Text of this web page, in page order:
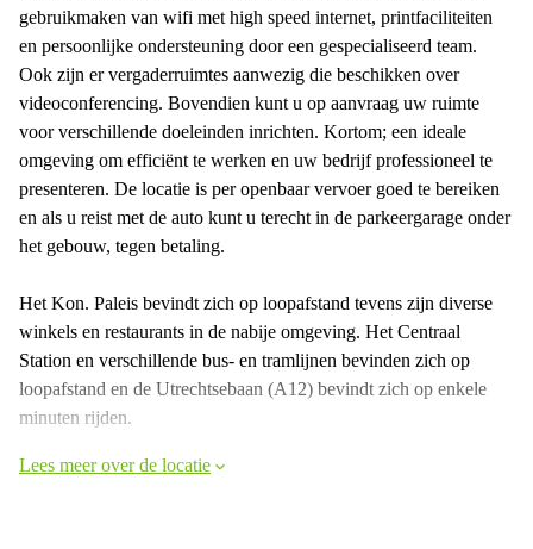
gebruikmaken van wifi met high speed internet, printfaciliteiten
en persoonlijke ondersteuning door een gespecialiseerd team.
Ook zijn er vergaderruimtes aanwezig die beschikken over
videoconferencing. Bovendien kunt u op aanvraag uw ruimte
voor verschillende doeleinden inrichten. Kortom; een ideale
omgeving om efficiënt te werken en uw bedrijf professioneel te
presenteren. De locatie is per openbaar vervoer goed te bereiken
en als u reist met de auto kunt u terecht in de parkeergarage onder
het gebouw, tegen betaling.
Het Kon. Paleis bevindt zich op loopafstand tevens zijn diverse
winkels en restaurants in de nabije omgeving. Het Centraal
Station en verschillende bus- en tramlijnen bevinden zich op
loopafstand en de Utrechtsebaan (A12) bevindt zich op enkele
minuten rijden.
Lees meer over de locatie